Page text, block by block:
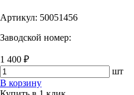
Артикул: 50051456
Заводской номер:
1 400 ₽
шт
В корзину